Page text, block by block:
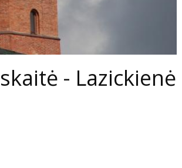
- Lazickienė